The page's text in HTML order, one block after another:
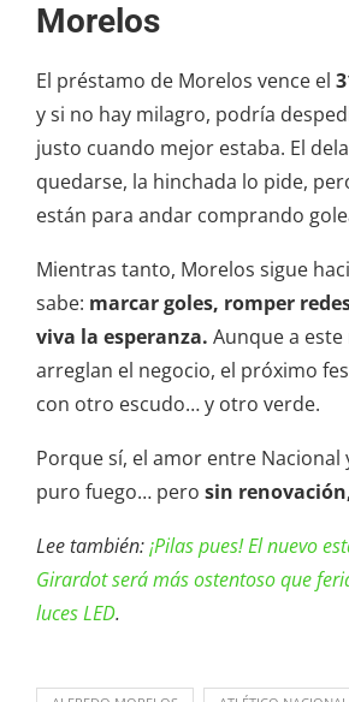
Morelos
El préstamo de Morelos vence el
y si no hay milagro, podría
justo cuando mejor estaba. El
quedarse, la hinchada lo pide,
están para andar comprando
Mientras tanto, Morelos sigue
sabe: marcar goles, romper
viva la esperanza. Aunque a
arreglan el negocio, el próximo
con otro escudo… y otro verde.
Porque sí, el amor entre Nacional
puro fuego… pero sin
Lee también:¡Pilas pues! El nuevo
Girardot será más ostentoso que
luces LED.